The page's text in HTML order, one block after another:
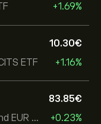
+1.69%
ETF
10.30‎€‎
+1.16%
iShares Global Corp Bond EUR Hedged UCITS ETF Dist
83.85‎€‎
+0.23%